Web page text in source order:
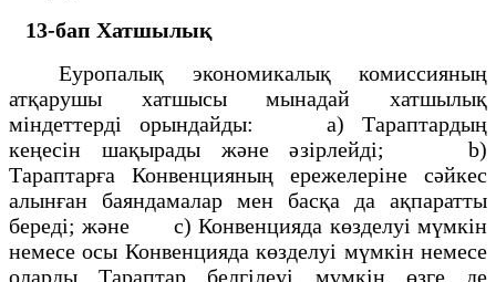
13-бап Хатшылық
Еуропалық экономикалық комиссияның
атқарушы хатшысы мынадай хатшылық
мiндеттердi орындайды: а) Тараптардың
кеңесiн шақырады және әзiрлейдi; b)
Тараптарға Конвенцияның ережелерiне сәйкес
алынған баяндамалар мен басқа да ақпаратты
бередi; және с) Конвенцияда көзделуi мүмкiн
немесе осы Конвенцияда көзделуi мүмкiн немесе
оларды Тараптар белгiлеуi мүмкiн өзге де